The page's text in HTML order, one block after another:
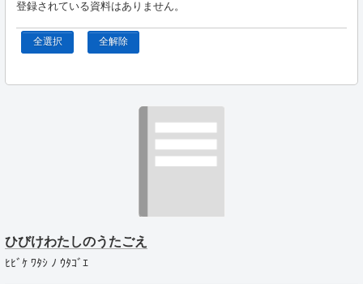
登録されている資料はありません。
全選択 全解除
ひびけわたしのうたごえ
ﾋﾋﾞｹ ﾜﾀｼ ﾉ ｳﾀｺﾞｴ